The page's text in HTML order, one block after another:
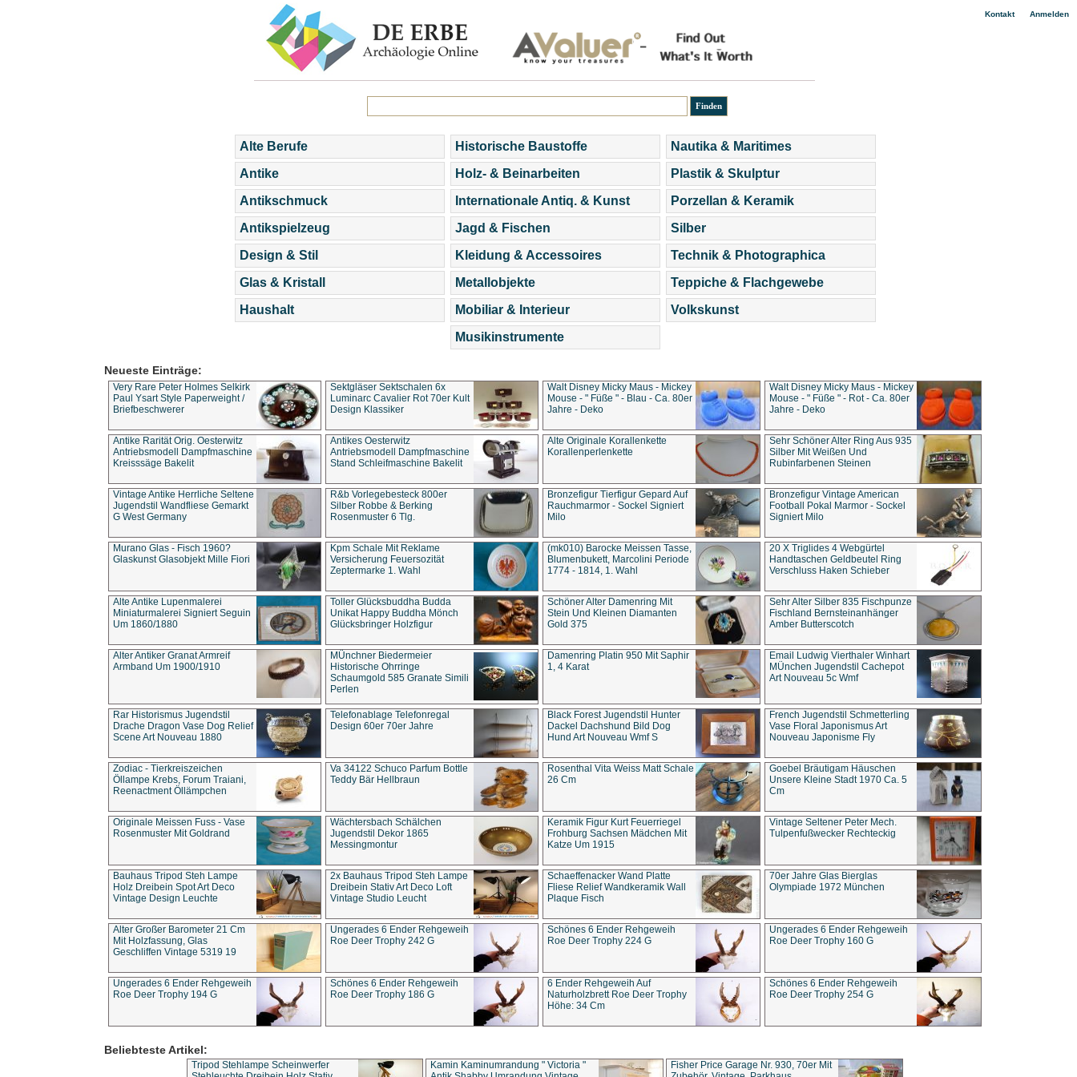
Kontakt| Anmelden
Alte Berufe
Antike
Antikschmuck
Antikspielzeug
Design & Stil
Glas & Kristall
Haushalt
Historische Baustoffe
Holz- & Beinarbeiten
Internationale Antiq. & Kunst
Jagd & Fischen
Kleidung & Accessoires
Metallobjekte
Mobiliar & Interieur
Musikinstrumente
Nautika & Maritimes
Plastik & Skulptur
Porzellan & Keramik
Silber
Technik & Photographica
Teppiche & Flachgewebe
Volkskunst
Neueste Einträge:
Very Rare Peter Holmes Selkirk
Paul Ysart Style Paperweight /
Briefbeschwerer
Sektgläser Sektschalen 6x
Luminarc Cavalier Rot 70er Kult
Design Klassiker
Walt Disney Micky Maus - Mickey
Mouse - " Füße " - Blau - Ca. 80er
Jahre - Deko
Walt Disney Micky Maus - Mickey
Mouse - " Füße " - Rot - Ca. 80er
Jahre - Deko
Antike Rarität Orig. Oesterwitz
Antriebsmodell Dampfmaschine
Kreisssäge Bakelit
Antikes Oesterwitz
Antriebsmodell Dampfmaschine
Stand Schleifmaschine Bakelit
Alte Originale Korallenkette
Korallenperlenkette
Sehr Schöner Alter Ring Aus 935
Silber Mit Weißen Und
Rubinfarbenen Steinen
Vintage Antike Herrliche Seltene
Jugendstil Wandfliese Gemarkt
G West Germany
R&b Vorlegebesteck 800er
Silber Robbe & Berking
Rosenmuster 6 Tlg.
Bronzefigur Tierfigur Gepard Auf
Rauchmarmor - Sockel Signiert
Milo
Bronzefigur Vintage American
Football Pokal Marmor - Sockel
Signiert Milo
Murano Glas - Fisch 1960?
Glaskunst Glasobjekt Mille Fiori
Kpm Schale Mit Reklame
Versicherung Feuersozität
Zeptermarke 1. Wahl
(mk010) Barocke Meissen Tasse,
Blumenbukett, Marcolini Periode
1774 - 1814, 1. Wahl
20 X Triglides 4 Webgürtel
Handtaschen Geldbeutel Ring
Verschluss Haken Schieber
Alte Antike Lupenmalerei
Miniaturmalerei Signiert Seguin
Um 1860/1880
Toller Glücksbuddha Budda
Unikat Happy Buddha Mönch
Glücksbringer Holzfigur
Schöner Alter Damenring Mit
Stein Und Kleinen Diamanten
Gold 375
Sehr Alter Silber 835 Fischpunze
Fischland Bernsteinanhänger
Amber Butterscotch
Alter Antiker Granat Armreif
Armband Um 1900/1910
MÜnchner Biedermeier
Historische Ohrringe
Schaumgold 585 Granate Simili
Perlen
Damenring Platin 950 Mit Saphir
1, 4 Karat
Email Ludwig Vierthaler Winhart
MÜnchen Jugendstil Cachepot
Art Nouveau 5c Wmf
Rar Historismus Jugendstil
Drache Dragon Vase Dog Relief
Scene Art Nouveau 1880
Telefonablage Telefonregal
Design 60er 70er Jahre
Black Forest Jugendstil Hunter
Dackel Dachshund Bild Dog
Hund Art Nouveau Wmf S
French Jugendstil Schmetterling
Vase Floral Japonismus Art
Nouveau Japonisme Fly
Zodiac - Tierkreiszeichen
Öllampe Krebs, Forum Traiani,
Reenactment Öllämpchen
Va 34122 Schuco Parfum Bottle
Teddy Bär Hellbraun
Rosenthal Vita Weiss Matt Schale
26 Cm
Goebel Bräutigam Häuschen
Unsere Kleine Stadt 1970 Ca. 5
Cm
Originale Meissen Fuss - Vase
Rosenmuster Mit Goldrand
Wächtersbach Schälchen
Jugendstil Dekor 1865
Messingmontur
Keramik Figur Kurt Feuerriegel
Frohburg Sachsen Mädchen Mit
Katze Um 1915
Vintage Seltener Peter Mech.
Tulpenfußwecker Rechteckig
Bauhaus Tripod Steh Lampe
Holz Dreibein Spot Art Deco
Vintage Design Leuchte
2x Bauhaus Tripod Steh Lampe
Dreibein Stativ Art Deco Loft
Vintage Studio Leucht
Schaeffenacker Wand Platte
Fliese Relief Wandkeramik Wall
Plaque Fisch
70er Jahre Glas Bierglas
Olympiade 1972 München
Alter Großer Barometer 21 Cm
Mit Holzfassung, Glas
Geschliffen Vintage 5319 19
Ungerades 6 Ender Rehgeweih
Roe Deer Trophy 242 G
Schönes 6 Ender Rehgeweih
Roe Deer Trophy 224 G
Ungerades 6 Ender Rehgeweih
Roe Deer Trophy 160 G
Ungerades 6 Ender Rehgeweih
Roe Deer Trophy 194 G
Schönes 6 Ender Rehgeweih
Roe Deer Trophy 186 G
6 Ender Rehgeweih Auf
Naturholzbrett Roe Deer Trophy
Höhe: 34 Cm
Schönes 6 Ender Rehgeweih
Roe Deer Trophy 254 G
Beliebteste Artikel:
Tripod Stehlampe Scheinwerfer
Kamin Kaminumrandung " Victoria "
Fisher Price Garage Nr. 930, 70er Mit